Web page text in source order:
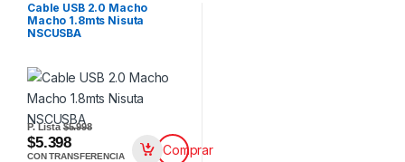
Cable USB 2.0 Macho
Macho 1.8mts Nisuta
NSCUSBA
P. Lista$5.998
$5.398
CON TRANSFERENCIA Comprar